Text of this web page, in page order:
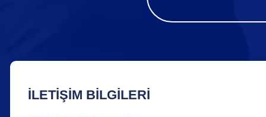
İLETIŞIM BILGILERI